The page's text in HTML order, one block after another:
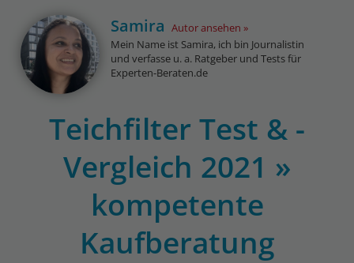
Samira Autor ansehen
Mein Name ist Samira, ich bin Journalistin
und verfasse u. a. Ratgeber und Tests für
Experten-Beraten.de
Teichfilter Test & -
Vergleich 2021 »
kompetente
Kaufberatung